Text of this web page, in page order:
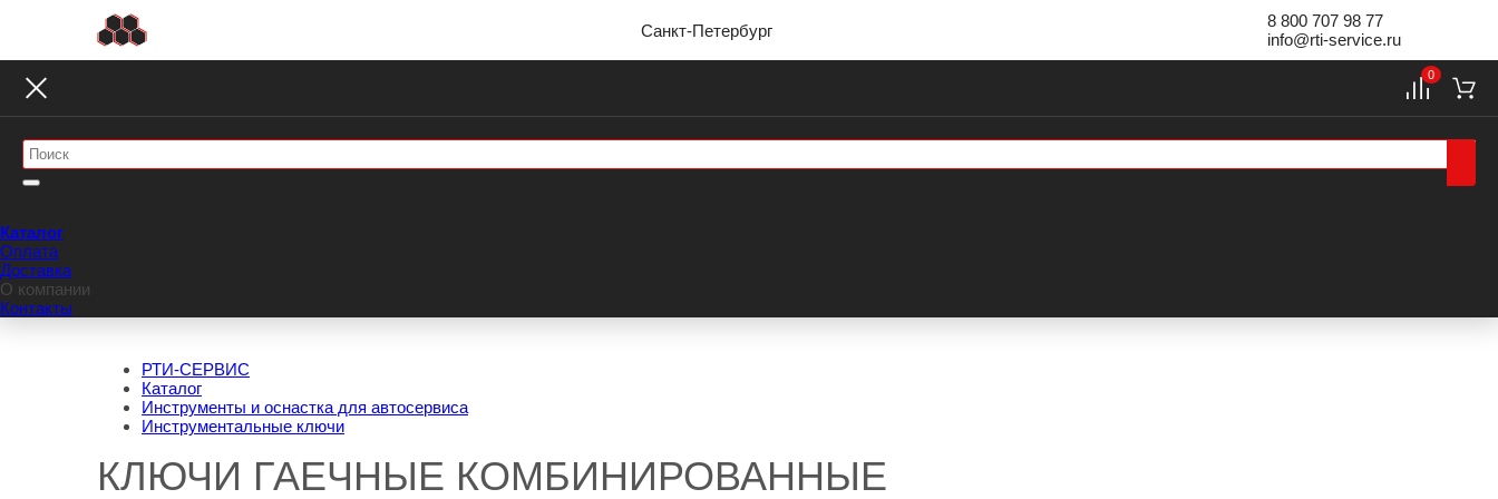
Санкт-Петербург
8 800 707 98 77
info@rti-service.ru
Каталог
Оплата
Доставка
О компании
Контакты
0
РТИ-СЕРВИС
Каталог
Инструменты и оснастка для автосервиса
Инструментальные ключи
КЛЮЧИ ГАЕЧНЫЕ КОМБИНИРОВАННЫЕ